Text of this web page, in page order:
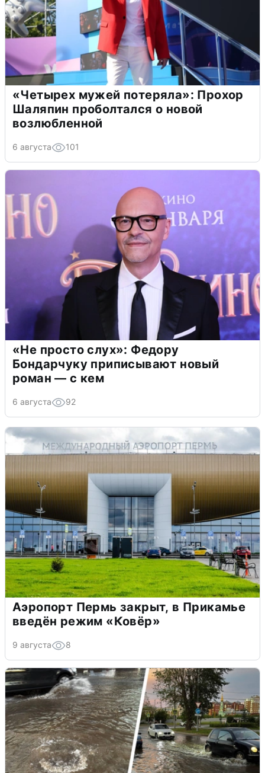
«Четырех мужей потеряла»: Прохор
Шаляпин проболтался о новой
возлюбленной
6 августа 101
«Не просто слух»: Федору
Бондарчуку приписывают новый
роман — с кем
6 августа 92
Аэропорт Пермь закрыт, в Прикамье
введён режим «Ковёр»
9 августа 8